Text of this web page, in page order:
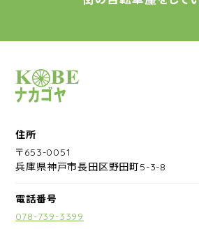
サイクルショップナカゴヤ
住所
〒653-0051
兵庫県神戸市長田区野田町5-3-8
電話番号
078-739-3399